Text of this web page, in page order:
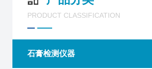
PRODUCT CLASSIFICATION
石膏检测仪器